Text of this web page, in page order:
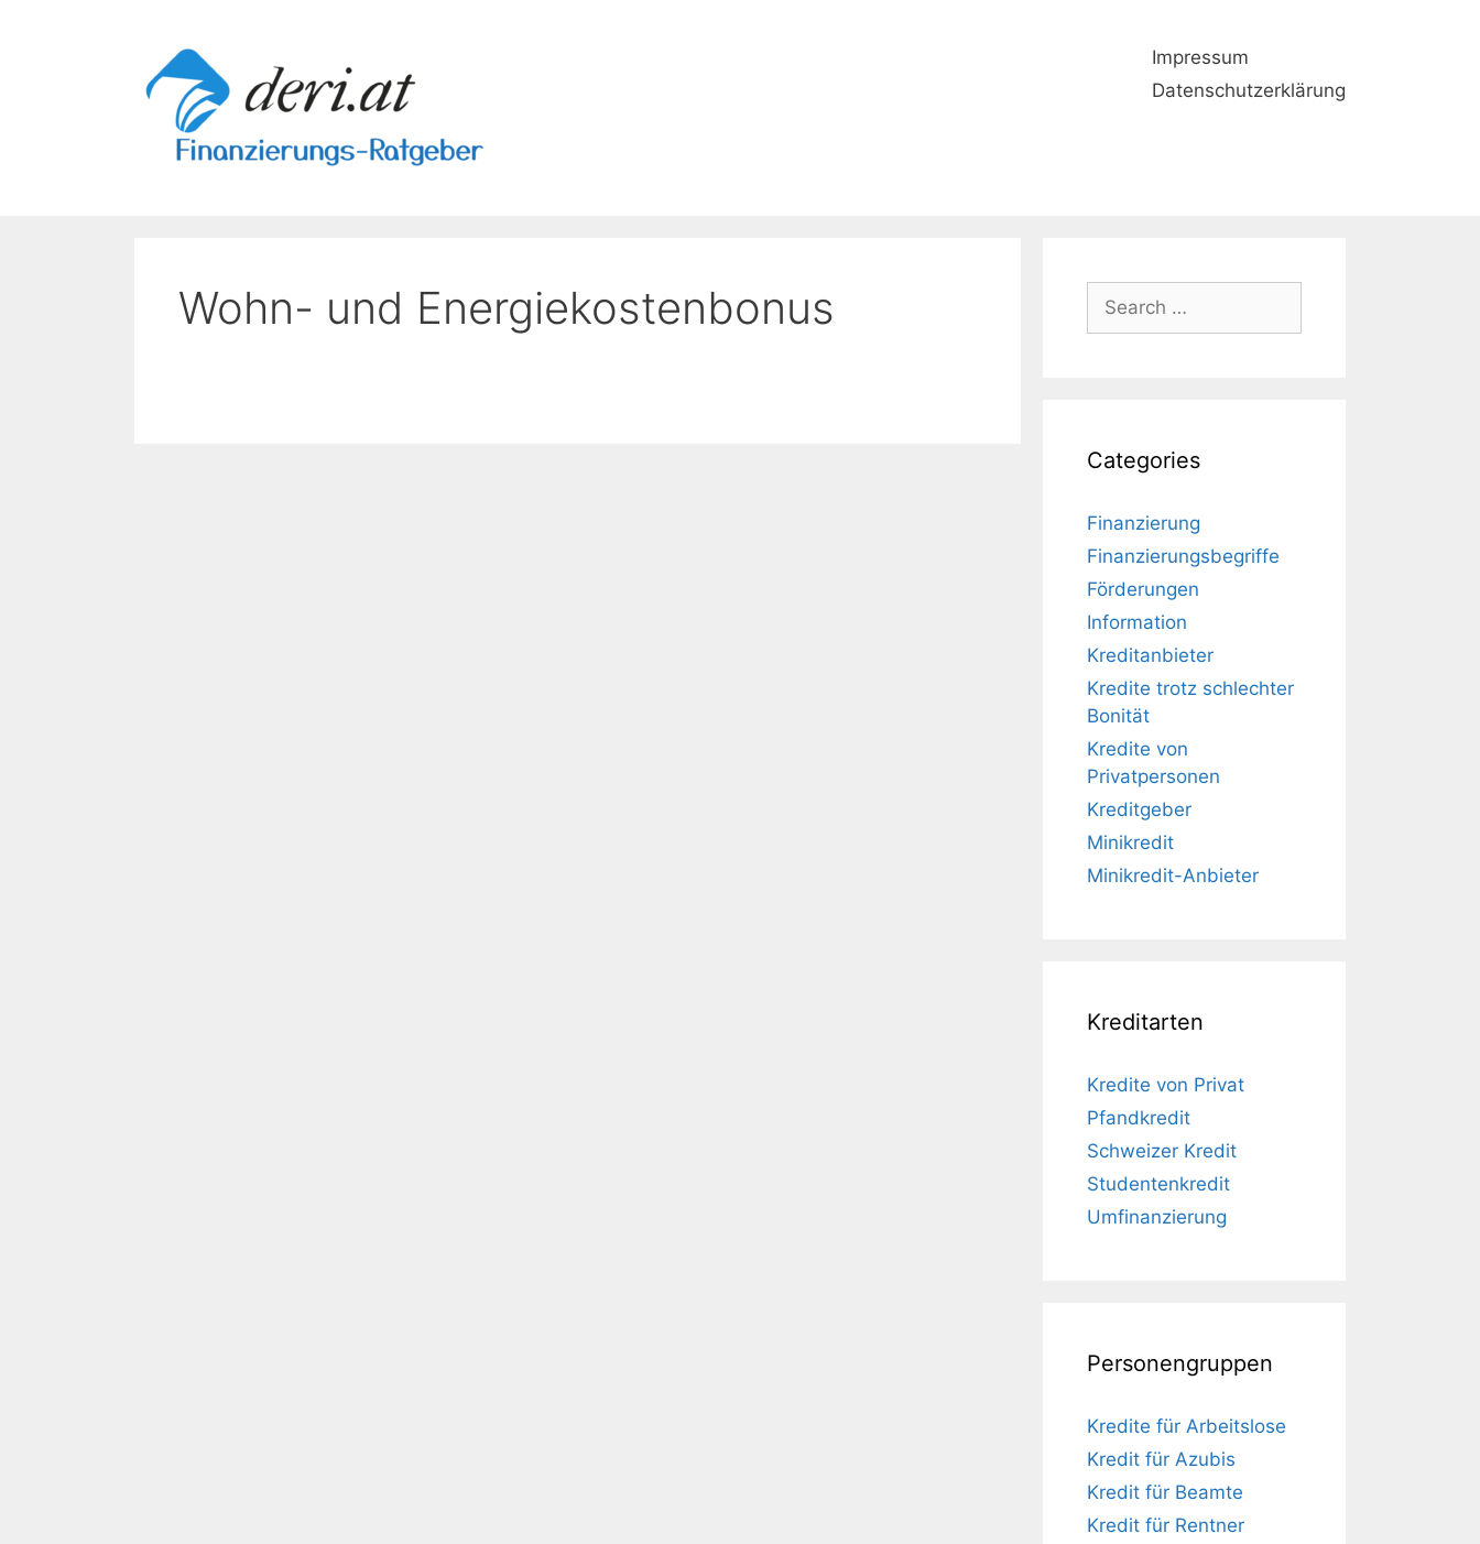
Impressum
Datenschutzerklärung
Wohn- und Energiekostenbonus
Search
for:
Categories
Finanzierung
Finanzierungsbegriffe
Förderungen
Information
Kreditanbieter
Kredite trotz schlechter
Bonität
Kredite von
Privatpersonen
Kreditgeber
Minikredit
Minikredit-Anbieter
Kreditarten
Kredite von Privat
Pfandkredit
Schweizer Kredit
Studentenkredit
Umfinanzierung
Personengruppen
Kredite für Arbeitslose
Kredit für Azubis
Kredit für Beamte
Kredit für Rentner